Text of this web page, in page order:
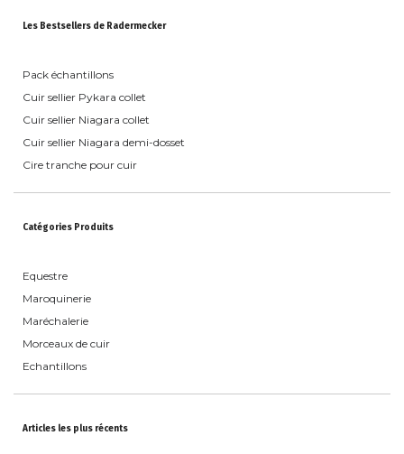
Les Bestsellers de Radermecker
Pack échantillons
Cuir sellier Pykara collet
Cuir sellier Niagara collet
Cuir sellier Niagara demi-dosset
Cire tranche pour cuir
Catégories Produits
Equestre
Maroquinerie
Maréchalerie
Morceaux de cuir
Echantillons
Articles les plus récents